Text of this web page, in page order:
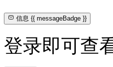
信息{{ messageBadge }}
登录即可查